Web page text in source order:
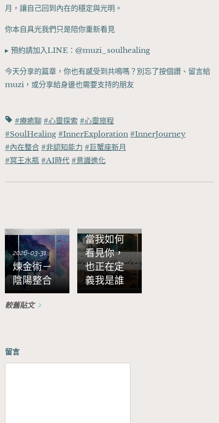
月，讓自己回到內在的穩定與光明。
你本自具光我們只是陪你重新看見
▸ 預約請加入LINE：@muzi_soulhealing
今天分享的篇章，你也有感受到共鳴嗎？別忘了按個讚、留言給
muzi，或分享給身邊也需要支持的朋友
#療癒聊 #心靈探索 #心靈旅程
#SoulHealing #InnerExploration #InnerJourney
#內在整合 #非認知能力 #巨蟹座新月
#冥王水瓶 #AI時代 #意識進化
2026-03-31
煉金術－
陰陽整合
當我如何
看見你，
也正在定
義我是誰
較舊貼文
留言